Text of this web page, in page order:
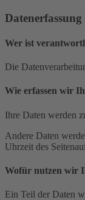
Wer ist
Die
Wie erfassen wir
Ihre Daten werden
Andere Daten
Uhrzeit des
Wofür nutzen wir
Ein Teil der Daten